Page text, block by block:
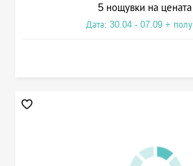
5 нощувки на
Дата: 30.04 - 07.09 +